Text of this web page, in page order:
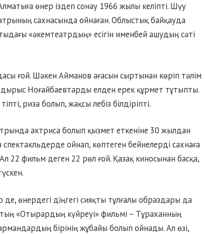
өнер іздеп сонау 1966 жылы келіпті. Шүу
сахнасында ойнаған. Облыстық байқауда
«әкемтеатрдың» есігін именбей ашудың сәті
ғой. Шәкен Айманов ағасын сыртынан көріп тәлім
Ноғайбаевтарды елден ерек құрмет тұтыпты.
риза болып, жақсы лебіз білдіріпті.
актриса болып қызмет еткеніне 30 жылдан
ойнап, көптеген бейнелерді сахнаға
22 фильм деген 22 рөл ғой. Қазақ киносынан басқа,
өнердегі діңгегі сияқты тұлғалы образдары да
«Отырардың күйреуі» фильмі – Тұраханның
бірінің жұбайы болып ойнады. Ал өзі,